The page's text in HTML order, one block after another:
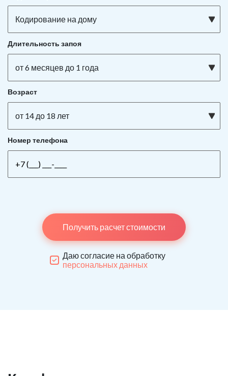
Кодирование на дому
Длительность запоя
от 6 месяцев до 1 года
Возраст
от 14 до 18 лет
Номер телефона
Получить расчет стоимости
Даю согласие на обработку
персональных данных